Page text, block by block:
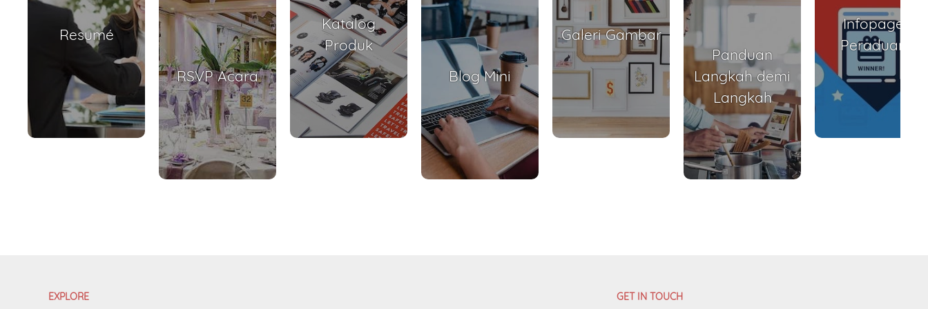
Resumé
RSVP Acara
Katalog
Produk
Blog Mini
Galeri Gambar
Panduan
Langkah demi
Langkah
Infopage
Peraduan
EXPLORE GET IN TOUCH